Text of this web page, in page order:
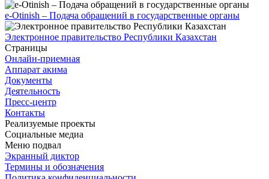
e-Otinish – Подача обращений в государственные органы
Электронное правительство Республики Казахстан
Страницы
Онлайн-приемная
Аппарат акима
Документы
Деятельность
Пресс-центр
Контакты
Реализуемые проекты
Социальные медиа
Меню подвал
Экранный диктор
Термины и обозначения